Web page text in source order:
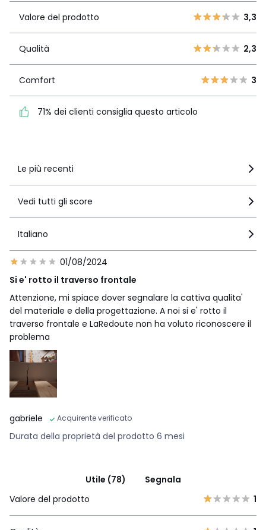
1 1
2
3 0
4
questo articolo
Valore del prodotto 3,3
Qualità 2,3
Comfort 3
71% dei clienti consiglia questo articolo
Le più recenti
Vedi tutti gli score
Italiano
01/08/2024
Si e' rotto il traverso frontale
Attenzione, mi spiace dover segnalare la cattiva qualita'
del materiale e della progettazione. A noi si e' rotto il
traverso frontale e LaRedoute non ha voluto riconoscere il
problema
gabriele Acquirente verificato
Durata della proprietà del prodotto 6 mesi
Utile (78)
Segnala
Valore del prodotto
1